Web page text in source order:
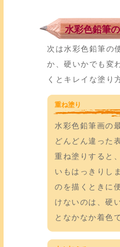
水彩色鉛筆
次は水彩色鉛筆の
か、硬いかでも変
くとキレイな塗り
重ね塗り
水彩色鉛筆画の
どんどん違った
重ね塗りすると
いもはっきりし
のを描くときに
けないのは、硬
となかなか着色